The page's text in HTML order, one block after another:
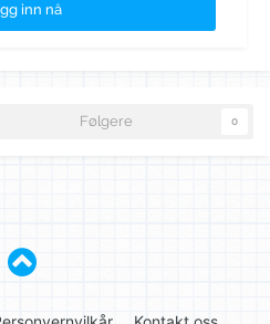
inn nå
Følgere 0